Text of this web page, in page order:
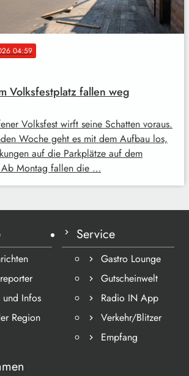
04:59
Volksfestplatz fallen weg
Volksfest wirft seine Schatten voraus.
Woche geht es mit dem Aufbau los,
auf die Parkplätze auf dem
Ab Montag fallen die …
und Infos
Region
Service
Gastro Lounge
Gutscheinwelt
Radio IN App
Verkehr/Blitzer
Empfang